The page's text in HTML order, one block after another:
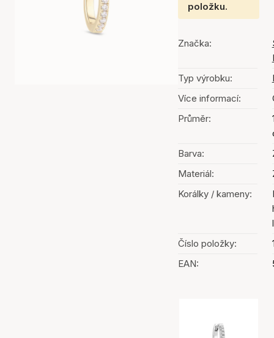
položku.
Značka:
Typ výrobku:
Více informací:
Průměr:
Barva:
Materiál:
Korálky / kameny:
Číslo položky:
EAN: